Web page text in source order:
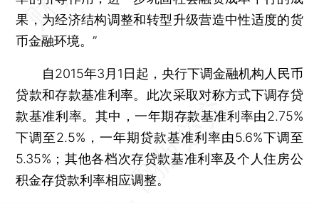
果，为经济结构调整和转型升级营造中性适度的货
币金融环境。”
自2015年3月1日起，央行下调金融机构人民币
贷款和存款基准利率。此次采取对称方式下调存贷
款基准利率。其中，一年期存款基准利率由2.75%
下调至2.5%，一年期贷款基准利率由5.6%下调至
5.35%；其他各档次存贷款基准利率及个人住房公
积金存贷款利率相应调整。